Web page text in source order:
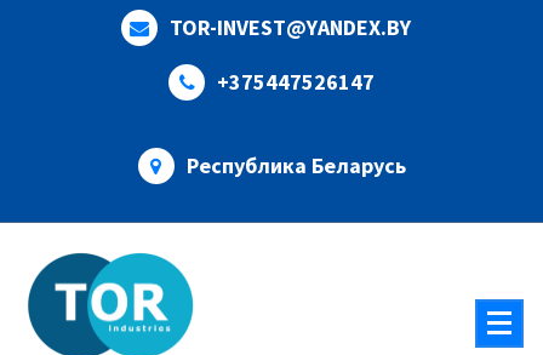
TOR-INVEST@YANDEX.BY
+375447526147
Республика Беларусь